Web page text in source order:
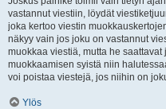
vastannut viestiin, löydät
joka kertoo viestin
näkyy vain jos joku on vastannut
muokkaa viestiä, mutta he
muokkaamisen syistä niin
voi poistaa viestejä, jos niihin on
Ylös